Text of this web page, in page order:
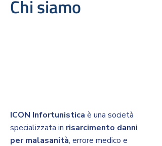
Chi siamo
ICON Infortunistica è una società
specializzata in risarcimento danni
per malasanità, errore medico e